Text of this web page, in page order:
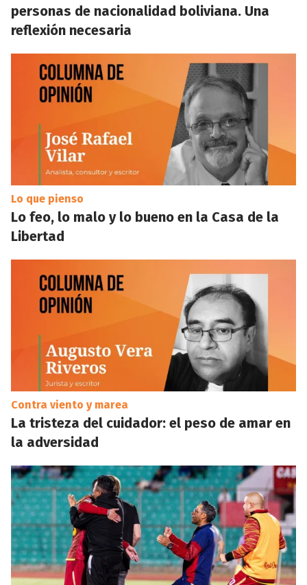
personas de nacionalidad boliviana. Una
reflexión necesaria
Lo que pienso
Lo feo, lo malo y lo bueno en la Casa de la
Libertad
Contra viento y marea
La tristeza del cuidador: el peso de amar en
la adversidad